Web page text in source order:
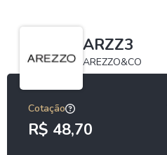
ARZZ3
AREZZO&CO
Cotação
R$ 48,70